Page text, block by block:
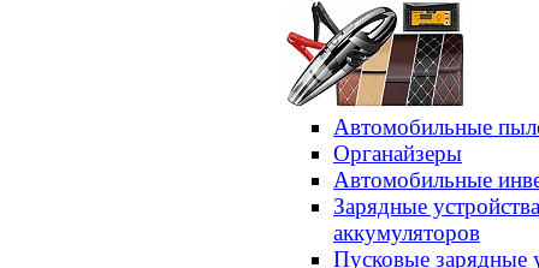
Автомобильные
Органайзеры
Автомобильные
Зарядные
аккумуляторов
Пусковые зарядные